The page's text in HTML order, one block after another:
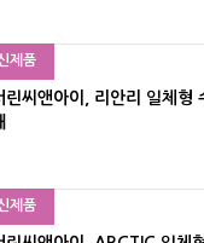
제품
린씨앤아이, 리안리 일체형
제품